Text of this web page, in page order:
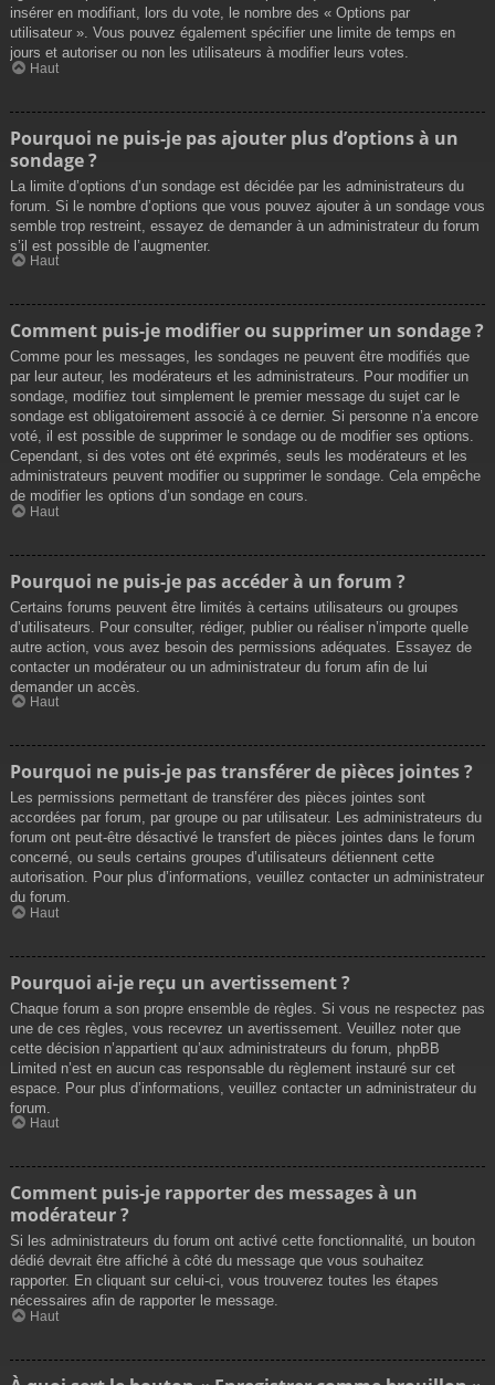
insérer en modifiant, lors du vote, le nombre des « Options par
utilisateur ». Vous pouvez également spécifier une limite de temps en
jours et autoriser ou non les utilisateurs à modifier leurs votes.
Haut
Pourquoi ne puis-je pas ajouter plus d’options à un
sondage ?
La limite d’options d’un sondage est décidée par les administrateurs du
forum. Si le nombre d’options que vous pouvez ajouter à un sondage vous
semble trop restreint, essayez de demander à un administrateur du forum
s’il est possible de l’augmenter.
Haut
Comment puis-je modifier ou supprimer un sondage ?
Comme pour les messages, les sondages ne peuvent être modifiés que
par leur auteur, les modérateurs et les administrateurs. Pour modifier un
sondage, modifiez tout simplement le premier message du sujet car le
sondage est obligatoirement associé à ce dernier. Si personne n’a encore
voté, il est possible de supprimer le sondage ou de modifier ses options.
Cependant, si des votes ont été exprimés, seuls les modérateurs et les
administrateurs peuvent modifier ou supprimer le sondage. Cela empêche
de modifier les options d’un sondage en cours.
Haut
Pourquoi ne puis-je pas accéder à un forum ?
Certains forums peuvent être limités à certains utilisateurs ou groupes
d’utilisateurs. Pour consulter, rédiger, publier ou réaliser n’importe quelle
autre action, vous avez besoin des permissions adéquates. Essayez de
contacter un modérateur ou un administrateur du forum afin de lui
demander un accès.
Haut
Pourquoi ne puis-je pas transférer de pièces jointes ?
Les permissions permettant de transférer des pièces jointes sont
accordées par forum, par groupe ou par utilisateur. Les administrateurs du
forum ont peut-être désactivé le transfert de pièces jointes dans le forum
concerné, ou seuls certains groupes d’utilisateurs détiennent cette
autorisation. Pour plus d’informations, veuillez contacter un administrateur
du forum.
Haut
Pourquoi ai-je reçu un avertissement ?
Chaque forum a son propre ensemble de règles. Si vous ne respectez pas
une de ces règles, vous recevrez un avertissement. Veuillez noter que
cette décision n’appartient qu’aux administrateurs du forum, phpBB
Limited n’est en aucun cas responsable du règlement instauré sur cet
espace. Pour plus d’informations, veuillez contacter un administrateur du
forum.
Haut
Comment puis-je rapporter des messages à un
modérateur ?
Si les administrateurs du forum ont activé cette fonctionnalité, un bouton
dédié devrait être affiché à côté du message que vous souhaitez
rapporter. En cliquant sur celui-ci, vous trouverez toutes les étapes
nécessaires afin de rapporter le message.
Haut